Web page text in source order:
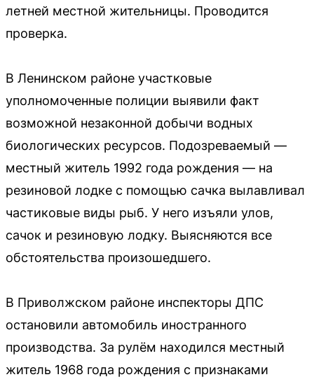
летней местной жительницы. Проводится
проверка.
В Ленинском районе участковые
уполномоченные полиции выявили факт
возможной незаконной добычи водных
биологических ресурсов. Подозреваемый —
местный житель 1992 года рождения — на
резиновой лодке с помощью сачка вылавливал
частиковые виды рыб. У него изъяли улов,
сачок и резиновую лодку. Выясняются все
обстоятельства произошедшего.
В Приволжском районе инспекторы ДПС
остановили автомобиль иностранного
производства. За рулём находился местный
житель 1968 года рождения с признаками